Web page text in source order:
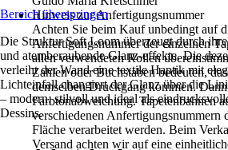
Hinweis zur Anfertigungsnummer
Achten Sie beim Kauf unbedingt auf
Anfertigungsnummer der einzelnen
allen verwendeten Rollen
Zahlen oder Buchstaben bedeuten,
demselben Druckgang kommen.
Farbtonabweichung. Tapetenbahnen
verschiedenen Anfertigungsnummern
Fläche verarbeitet werden. Beim
Versand achten wir auf eine
Bereich überspringen
Die Struktur Soft Loom überzeugt durch
und atemberaubende Glanz-effekte. Die
verleiht der Wand eine textile Haptik mit
Lichteinfall changiert der Glanz über die
– modern, stilvoll und ideal als
Dessins.